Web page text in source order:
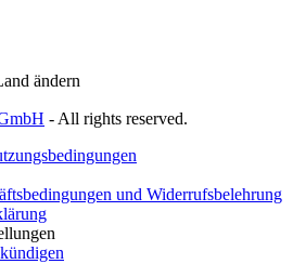
ändern
- All rights reserved.
und Widerrufsbelehrung